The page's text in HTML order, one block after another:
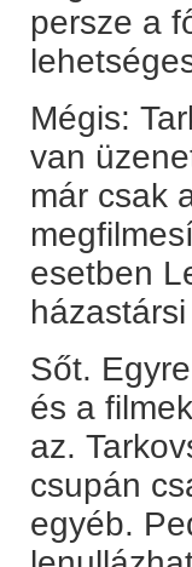
persze a
Mégis:
van
már csak
esetben
Sőt.
és a
az.
csupán
egyéb.